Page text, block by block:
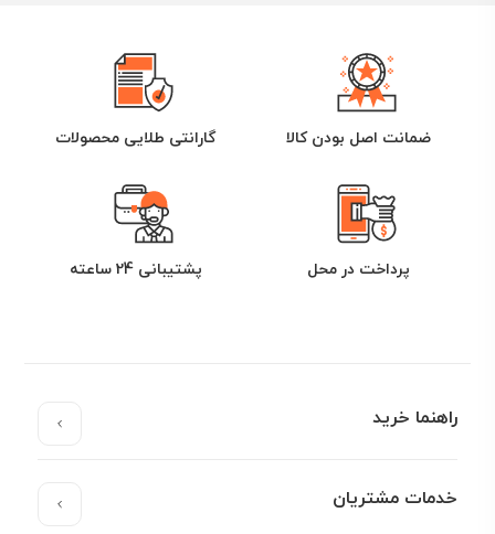
ضمانت اصل بودن کالا گارانتی طلایی محصولات
پرداخت در محل پشتیبانی 24 ساعته
راهنما خرید
خدمات مشتریان